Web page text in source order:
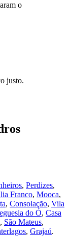
o
justo.
, Perdizes,
Franco, Mooca,
, Consolação, Vila
do Ó, Casa
, São Mateus,
, Grajaú.